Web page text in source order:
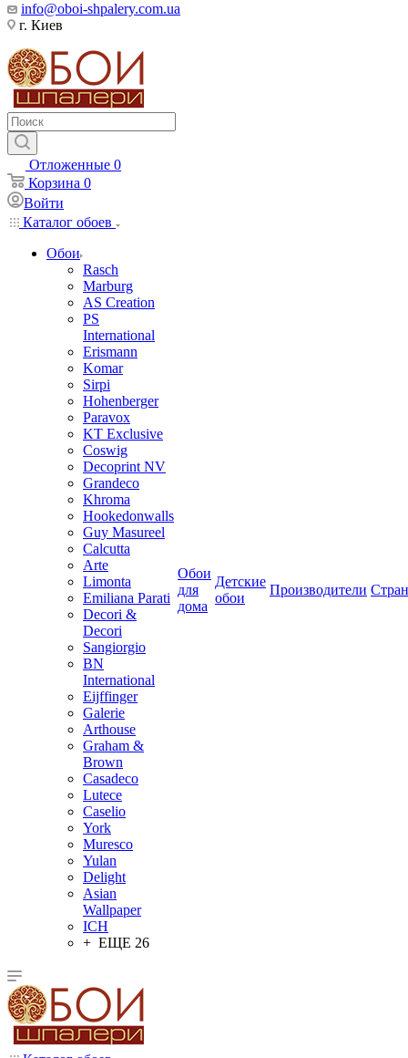
info@oboi-shpalery.com.ua
г. Киев
Отложенные 0
Корзина 0
Войти
Каталог обоев
Обои
Rasch
Marburg
AS Creation
PS
International
Erismann
Komar
Sirpi
Hohenberger
Paravox
KT Exclusive
Coswig
Decoprint NV
Grandeco
Khroma
Hookedonwalls
Guy Masureel
Calcutta
Arte
Limonta
Emiliana Parati
Decori &
Decori
Sangiorgio
BN
International
Eijffinger
Galerie
Arthouse
Graham &
Brown
Casadeco
Lutece
Caselio
York
Muresco
Yulan
Delight
Asian
Wallpaper
ICH
+ ЕЩЕ 26
Обои
для
дома
Детские
обои
Производители